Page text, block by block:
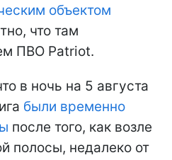
объектом
что там
ПВО Patriot.
в ночь на 5 августа
были временно
после того, как возле
полосы, недалеко от